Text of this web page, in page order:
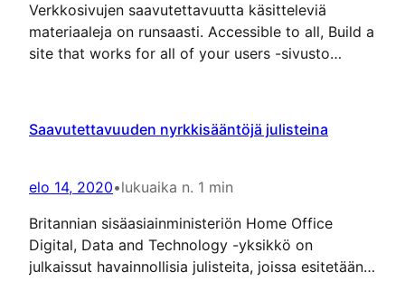
muotoiseen sähköiseen julkaisuun verrattuna.…
Verkkosivujen saavutettavuutta käsitteleviä
materiaaleja on runsaasti. Accessible to all, Build a
site that works for all of your users -sivusto
Saavutettavuuden nyrkkisääntöjä julisteina
elo 14, 2020•lukuaika n. 1 min
Britannian sisäasiainministeriön Home Office
Digital, Data and Technology -yksikkö on
julkaissut havainnollisia julisteita, joissa esitetään